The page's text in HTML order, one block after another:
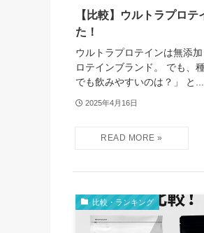
【比較】ウルトラプロ
た！
ウルトラプロテインは無添
ロテインブランド。 でも、
でも飲みやすいのは？」 と...
2025年4月16日
比較・ランキング